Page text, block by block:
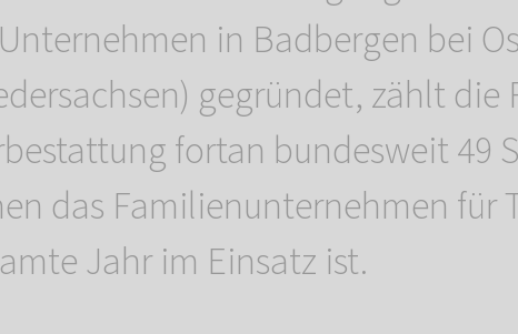
in Badbergen bei
gegründet, zählt die
fortan bundesweit 49
das Familienunternehmen für
Jahr im Einsatz ist.